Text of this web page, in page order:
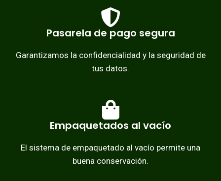
Pasarela de pago segura
Garantizamos la confidencialidad y la seguridad de
tus datos.
Empaquetados al vacío
El sistema de empaquetado al vacío permite una
buena conservación.